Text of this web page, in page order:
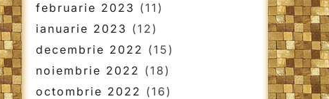
februarie 2023 (11)
ianuarie 2023 (12)
decembrie 2022 (15)
noiembrie 2022 (18)
octombrie 2022 (16)